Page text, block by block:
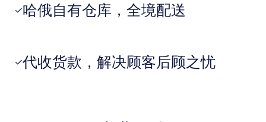
✓哈俄自有仓库，全境配送
✓代收货款，解决顾客后顾之忧